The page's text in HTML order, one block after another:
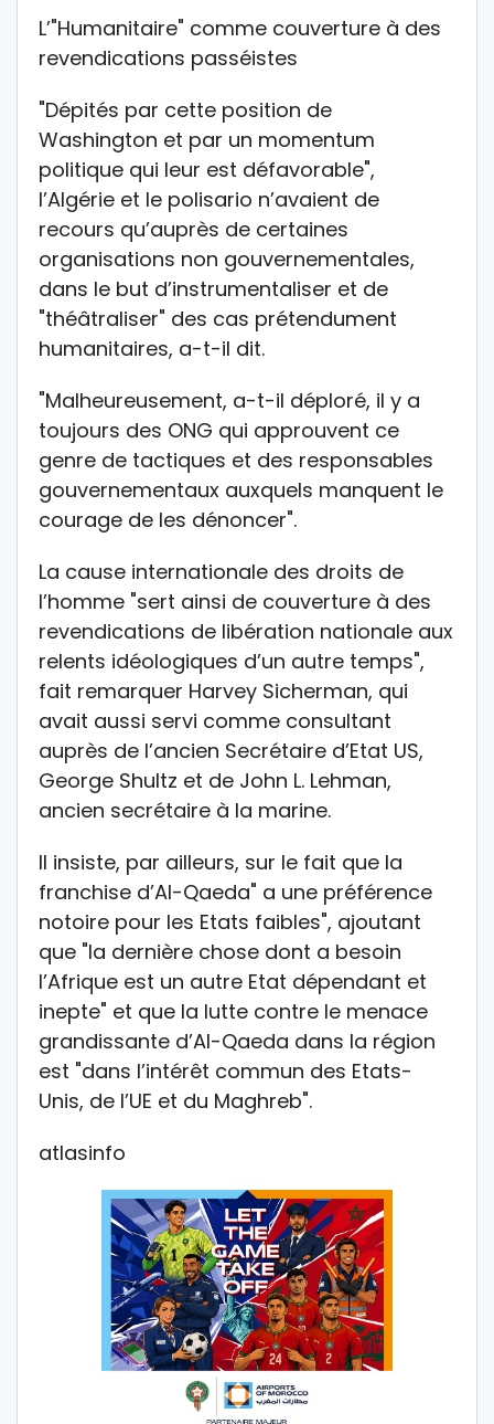
L’"Humanitaire" comme couverture à des
revendications passéistes
"Dépités par cette position de
Washington et par un momentum
politique qui leur est défavorable",
l’Algérie et le polisario n’avaient de
recours qu’auprès de certaines
organisations non gouvernementales,
dans le but d’instrumentaliser et de
"théâtraliser" des cas prétendument
humanitaires, a-t-il dit.
"Malheureusement, a-t-il déploré, il y a
toujours des ONG qui approuvent ce
genre de tactiques et des responsables
gouvernementaux auxquels manquent le
courage de les dénoncer".
La cause internationale des droits de
l’homme "sert ainsi de couverture à des
revendications de libération nationale aux
relents idéologiques d’un autre temps",
fait remarquer Harvey Sicherman, qui
avait aussi servi comme consultant
auprès de l’ancien Secrétaire d’Etat US,
George Shultz et de John L. Lehman,
ancien secrétaire à la marine.
Il insiste, par ailleurs, sur le fait que la
franchise d’Al-Qaeda" a une préférence
notoire pour les Etats faibles", ajoutant
que "la dernière chose dont a besoin
l’Afrique est un autre Etat dépendant et
inepte" et que la lutte contre le menace
grandissante d’Al-Qaeda dans la région
est "dans l’intérêt commun des Etats-
Unis, de l’UE et du Maghreb".
atlasinfo